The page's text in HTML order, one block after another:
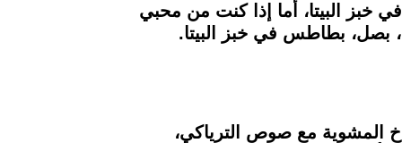
البيتا، أما إذا كنت من محبي
بصل، بطاطس في خبز البيتا.
المشوية مع صوص الترياكي،